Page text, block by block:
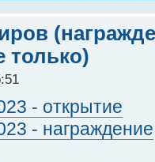
только)
- открытие
- награждение